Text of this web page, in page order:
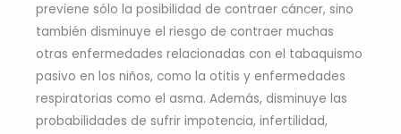
previene sólo la posibilidad de contraer cáncer, sino
también disminuye el riesgo de contraer muchas
otras enfermedades relacionadas con el tabaquismo
pasivo en los niños, como la otitis y enfermedades
respiratorias como el asma. Además, disminuye las
probabilidades de sufrir impotencia, infertilidad,